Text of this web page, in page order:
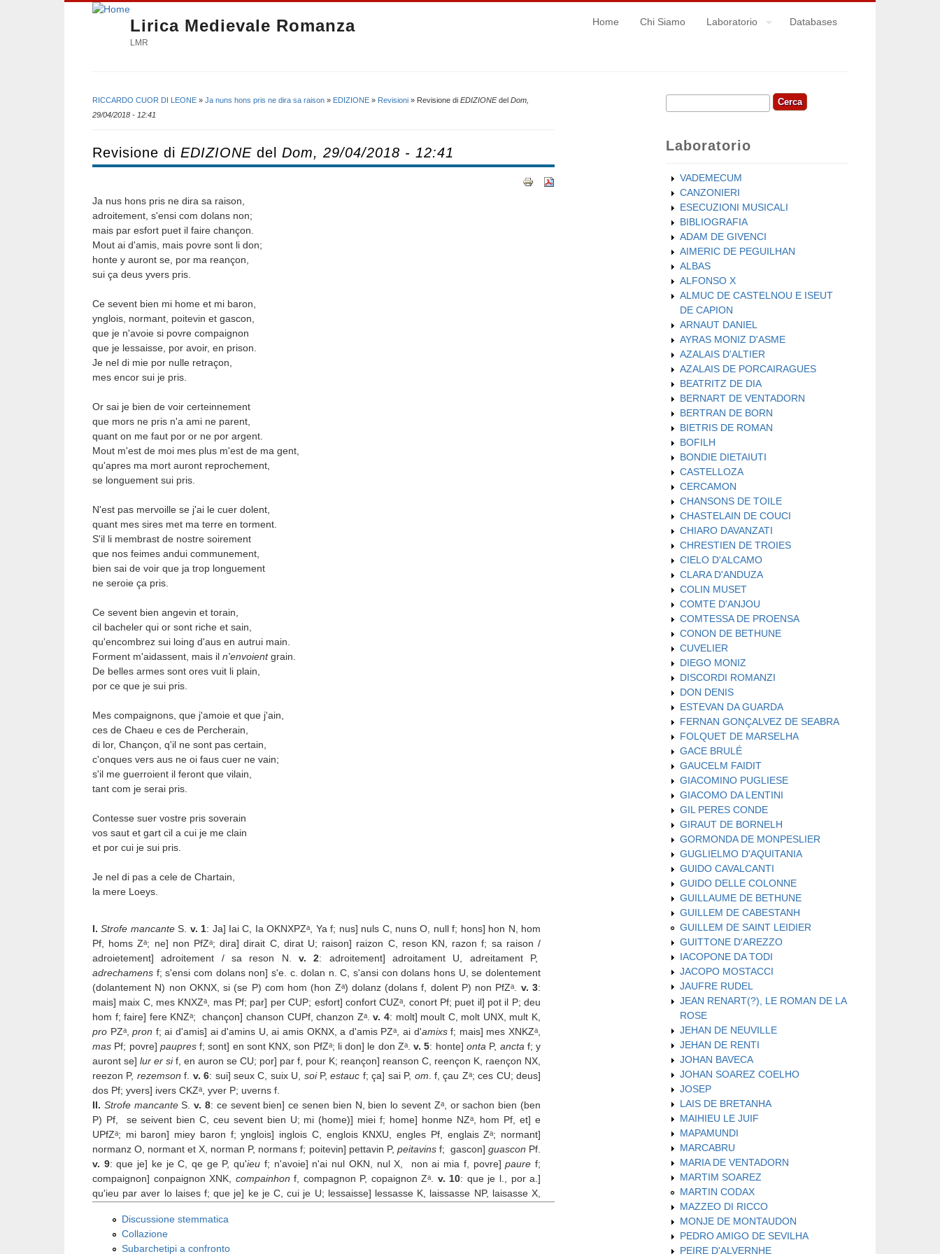
Lirica Medievale Romanza
LMR
Home Chi Siamo Laboratorio Databases
Tu sei qui
RICCARDO CUOR DI LEONE » Ja nuns hons pris ne dira sa raison » EDIZIONE » Revisioni » Revisione di EDIZIONEdel Dom,
29/04/2018 - 12:41
Revisione di EDIZIONE del Dom, 29/04/2018 - 12:41
Ja nus hons pris ne dira sa raison,
adroitement, s'ensi com dolans non;
mais par esfort puet il faire chançon.
Mout ai d'amis, mais povre sont li don;
honte y auront se, por ma reançon,
sui ça deus yvers pris.
Ce sevent bien mi home et mi baron,
ynglois, normant, poitevin et gascon,
que je n'avoie si povre compaignon
que je lessaisse, por avoir, en prison.
Je nel di mie por nulle retraçon,
mes encor sui je pris.
Or sai je bien de voir certeinnement
que mors ne pris n'a ami ne parent,
quant on me faut por or ne por argent.
Mout m'est de moi mes plus m'est de ma gent,
qu'apres ma mort auront reprochement,
se longuement sui pris.
N'est pas mervoille se j'ai le cuer dolent,
quant mes sires met ma terre en torment.
S'il li membrast de nostre soirement
que nos feimes andui communement,
bien sai de voir que ja trop longuement
ne seroie ça pris.
Ce sevent bien angevin et torain,
cil bacheler qui or sont riche et sain,
qu'encombrez sui loing d'aus en autrui main.
Forment m'aidassent, mais il n'envoientgrain.
De belles armes sont ores vuit li plain,
por ce que je sui pris.
Mes compaignons, que j'amoie et que j'ain,
ces de Chaeu e ces de Percherain,
di lor, Chançon, q'il ne sont pas certain,
c'onques vers aus ne oi faus cuer ne vain;
s'il me guerroient il feront que vilain,
tant com je serai pris.
Contesse suer vostre pris soverain
vos saut et gart cil a cui je me clain
et por cui je sui pris.
Je nel di pas a cele de Chartain,
la mere Loeys.
I.Strofe mancanteS. v. 1: Ja] Iai C, Ia OKNXPZᵃ, Ya f; nus] nuls C, nuns O, null f; hons] hon N, hom
Pf, homs Zᵃ; ne] non PfZᵃ; dira] dirait C, dirat U; raison] raizon C, reson KN, razon f; sa raison /
adroietement] adroitement / sa reson N. v. 2: adroitement] adroitament U, adreitament P,
adrechamens f; s'ensi com dolans non] s'e. c. dolan n. C, s'ansi con dolans hons U, se dolentement
(dolantement N) non OKNX, si (se P) com hom (hon Zᵃ) dolanz (dolans f, dolent P) non PfZᵃ. v. 3:
mais] maix C, mes KNXZᵃ, mas Pf; par] per CUP; esfort] confort CUZᵃ, conort Pf; puet il] pot il P; deu
hom f; faire] fere KNZᵃ; chançon] chanson CUPf, chanzon Zᵃ.v. 4: molt] moult C, molt UNX, mult K,
pro PZᵃ,pron f; ai d'amis] ai d'amins U, ai amis OKNX, a d'amis PZᵃ, ai d'amixsf; mais] mes XNKZᵃ,
mas Pf; povre] paupresf; sont] en sont KNX, son PfZᵃ; li don] le don Zᵃ.v. 5: honte] onta P, anctaf; y
auront se] lur er sif, en auron se CU; por] par f, pour K; reançon] reanson C, reençon K, raençon NX,
reezon P, rezemson f. v. 6: sui] seux C, suix U, soiP,estauc f; ça] sai P, om. f, çau Zᵃ; ces CU; deus]
dos Pf; yvers] ivers CKZᵃ, yver P; uverns f.
II. StrofemancanteS.v. 8: ce sevent bien] ce senen bien N, bien lo sevent Zᵃ, or sachon bien (ben
P) Pf, se seivent bien C, ceu sevent bien U; mi (home)] miei f; home] honme NZᵃ, hom Pf, et] e
UPfZᵃ; mi baron] miey baron f; ynglois] inglois C, englois KNXU, engles Pf, englais Zᵃ; normant]
normanz O, normant et X, norman P, normans f; poitevin] pettavin P, peitavinsf; gascon] guascon Pf.
v. 9: que je] ke je C, qe ge P, qu'ieu f; n'avoie] n'ai nul OKN, nul X, non ai mia f, povre]paure f;
compaignon] conpaignon XNK, compainhonf, compagnon P, copaignon Zᵃ. v. 10: que je l., por a.]
qu'ieu par aver lo laises f; que je] ke je C, cui je U; lessaisse] lessasse K, laissasse NP, laisasse X,
v. 11: je nel di] Non o dic f, je nous di O, je nil di Zᵃ, je no di U, ge no·l di P; mie]
pais C,om. Zᵃ; por] pour K, par ZᵃfU; nulle] nule OKXN, nulla P,
Discussione stemmatica
Collazione
Subarchetipi a confronto
Form di ricerca
Cerca
Laboratorio
VADEMECUM
CANZONIERI
ESECUZIONI MUSICALI
BIBLIOGRAFIA
ADAM DE GIVENCI
AIMERIC DE PEGUILHAN
ALBAS
ALFONSO X
ALMUC DE CASTELNOU E ISEUT
DE CAPION
ARNAUT DANIEL
AYRAS MONIZ D'ASME
AZALAIS D'ALTIER
AZALAIS DE PORCAIRAGUES
BEATRITZ DE DIA
BERNART DE VENTADORN
BERTRAN DE BORN
BIETRIS DE ROMAN
BOFILH
BONDIE DIETAIUTI
CASTELLOZA
CERCAMON
CHANSONS DE TOILE
CHASTELAIN DE COUCI
CHIARO DAVANZATI
CHRESTIEN DE TROIES
CIELO D'ALCAMO
CLARA D'ANDUZA
COLIN MUSET
COMTE D'ANJOU
COMTESSA DE PROENSA
CONON DE BETHUNE
CUVELIER
DIEGO MONIZ
DISCORDI ROMANZI
DON DENIS
ESTEVAN DA GUARDA
FERNAN GONÇALVEZ DE SEABRA
FOLQUET DE MARSELHA
GACE BRULÉ
GAUCELM FAIDIT
GIACOMINO PUGLIESE
GIACOMO DA LENTINI
GIL PERES CONDE
GIRAUT DE BORNELH
GORMONDA DE MONPESLIER
GUGLIELMO D'AQUITANIA
GUIDO CAVALCANTI
GUIDO DELLE COLONNE
GUILLAUME DE BETHUNE
GUILLEM DE CABESTANH
GUILLEM DE SAINT LEIDIER
GUITTONE D'AREZZO
IACOPONE DA TODI
JACOPO MOSTACCI
JAUFRE RUDEL
JEAN RENART(?), LE ROMAN DE LA
ROSE
JEHAN DE NEUVILLE
JEHAN DE RENTI
JOHAN BAVECA
JOHAN SOAREZ COELHO
JOSEP
LAIS DE BRETANHA
MAIHIEU LE JUIF
MAPAMUNDI
MARCABRU
MARIA DE VENTADORN
MARTIM SOAREZ
MARTIN CODAX
MAZZEO DI RICCO
MONJE DE MONTAUDON
PEDRO AMIGO DE SEVILHA
PEIRE D'ALVERNHE